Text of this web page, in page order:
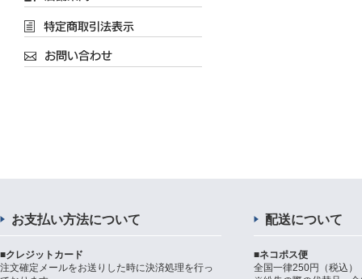
お支払い方法について
■クレジットカード
注文確定メールをお送りした時に決済処理を行っ
配送について
■ネコポス便
全国一律250円（税込）